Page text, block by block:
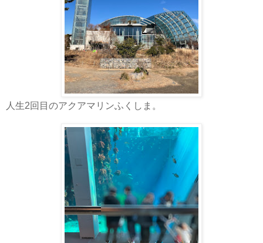
人生2回目のアクアマリンふくしま。